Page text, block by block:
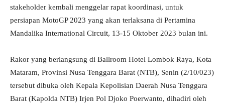
stakeholder kembali menggelar rapat koordinasi, untuk
persiapan MotoGP 2023 yang akan terlaksana di Pertamina
Mandalika International Circuit, 13-15 Oktober 2023 bulan ini.
Rakor yang berlangsung di Ballroom Hotel Lombok Raya, Kota
Mataram, Provinsi Nusa Tenggara Barat (NTB), Senin (2/10/023)
tersebut dibuka oleh Kepala Kepolisian Daerah Nusa Tenggara
Barat (Kapolda NTB) Irjen Pol Djoko Poerwanto, dihadiri oleh